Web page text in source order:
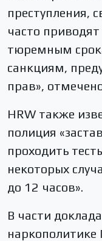
преступления,
часто
тюремным
санкциям,
прав»,
HRW также
полиция
проходить
некоторых
до 12 часов».
В части
наркополитике